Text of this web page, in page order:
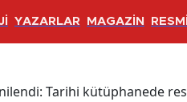
YAZARLAR MAGAZİN
Tarihi kütüphanede